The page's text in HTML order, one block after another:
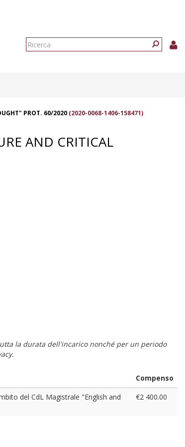
Form
PROT. 60/2020 (2020-0068-1406-158471)
AND CRITICAL
la durata dell'incarico nonché per un periodo
Compenso
del CdL Magistrale "English and
€2 400.00